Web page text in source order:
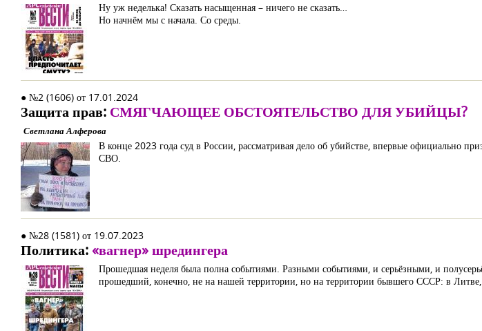
Ну уж неделька! Сказать насыщенная – ничего не сказать…
Но начнём мы с начала. Со среды.
● №2 (1606) от 17.01.2024
Защита прав: СМЯГЧАЮЩЕЕ ОБСТОЯТЕЛЬСТВО ДЛЯ УБИЙЦЫ?
Светлана Алферова
В конце 2023 года суд в России, рассматривая дело об убийстве, впервые официально
СВО.
● №28 (1581) от 19.07.2023
Политика:«вагнер» шредингера
Прошедшая неделя была полна событиями. Разными событиями, и серьёзными, и
прошедший, конечно, не на нашей территории, но на территории бывшего СССР: в